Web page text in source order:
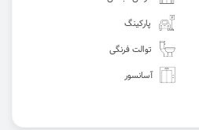
پارکینگ
توالت فرنگی
آسانسور